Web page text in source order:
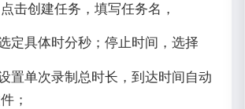
击创建任务，填写任务名，
定具体时分秒；停止时间，选择
置单次录制总时长，到达时间自动
；